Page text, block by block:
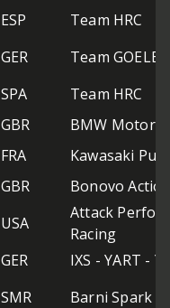
ESP
Team HRC
GER
Team
SPA
Team HRC
GBR
BMW
FRA
Kawasaki
GBR
Bonovo
USA
Attack
Racing
GER
IXS - YART -
SMR
Barni Spark